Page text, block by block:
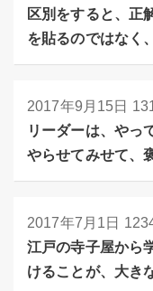
区別をすると、正
を貼るのではなく
2017年9月15日
リーダーは、やっ
やらせてみせて、
2017年7月1日
江戸の寺子屋から
けることが、大き